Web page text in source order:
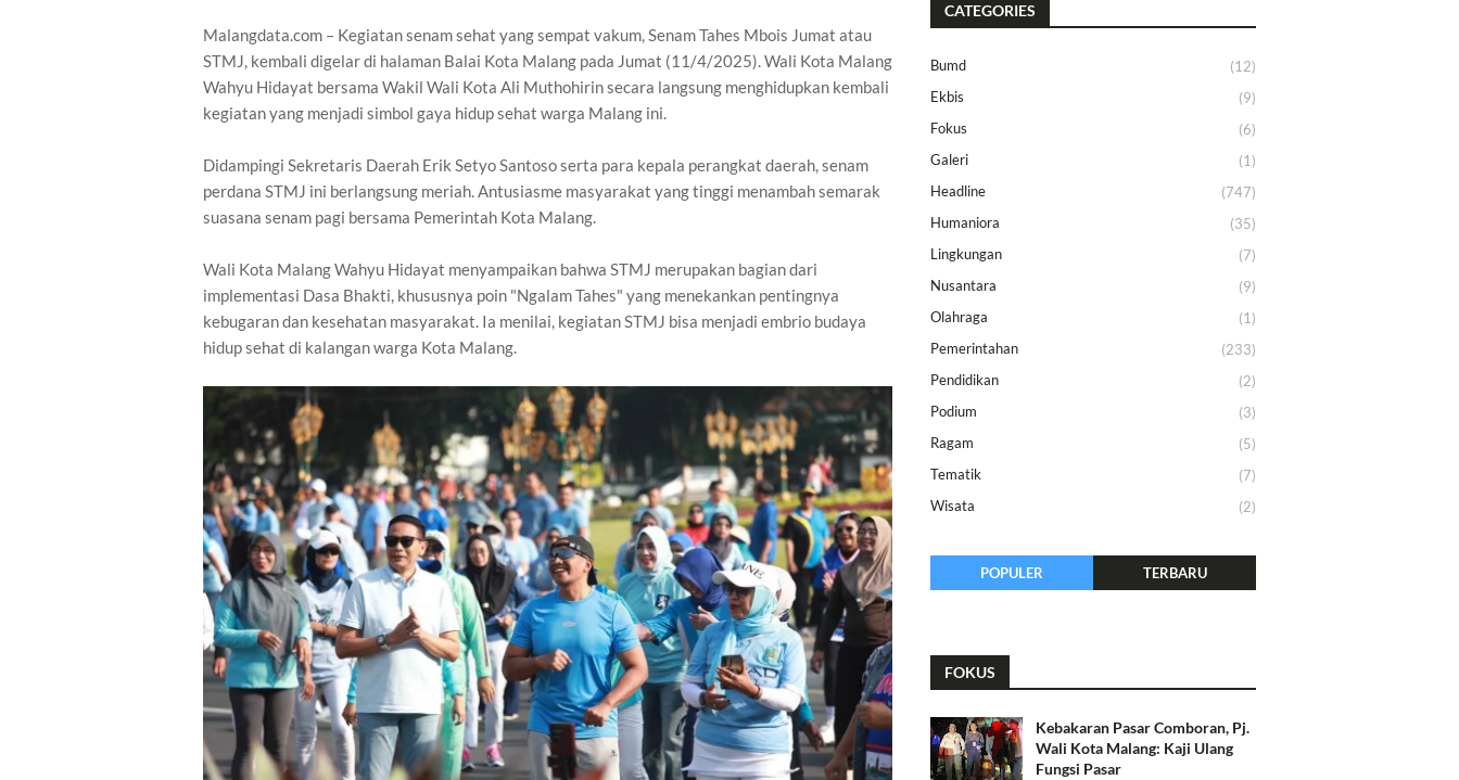
Malangdata.com – Kegiatan senam sehat yang sempat vakum, Senam Tahes Mbois Jumat atau
STMJ, kembali digelar di halaman Balai Kota Malang pada Jumat (11/4/2025). Wali Kota Malang
Wahyu Hidayat bersama Wakil Wali Kota Ali Muthohirin secara langsung menghidupkan kembali
kegiatan yang menjadi simbol gaya hidup sehat warga Malang ini.
Didampingi Sekretaris Daerah Erik Setyo Santoso serta para kepala perangkat daerah, senam
perdana STMJ ini berlangsung meriah. Antusiasme masyarakat yang tinggi menambah semarak
suasana senam pagi bersama Pemerintah Kota Malang.
Wali Kota Malang Wahyu Hidayat menyampaikan bahwa STMJ merupakan bagian dari
implementasi Dasa Bhakti, khususnya poin "Ngalam Tahes" yang menekankan pentingnya
kebugaran dan kesehatan masyarakat. Ia menilai, kegiatan STMJ bisa menjadi embrio budaya
hidup sehat di kalangan warga Kota Malang.
CATEGORIES
Bumd
(12)
Ekbis
(9)
Fokus
(6)
Galeri
(1)
Headline
(747)
Humaniora
(35)
Lingkungan
(7)
Nusantara
(9)
Olahraga
(1)
Pemerintahan
(233)
Pendidikan
(2)
Podium
(3)
Ragam
(5)
Tematik
(7)
Wisata
(2)
POPULER TERBARU
FOKUS
Kebakaran Pasar Comboran, Pj.
Wali Kota Malang: Kaji Ulang
Fungsi Pasar